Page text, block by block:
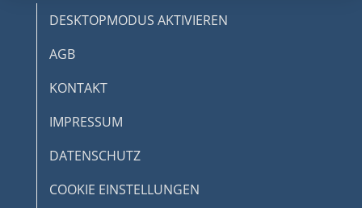
DESKTOPMODUS AKTIVIEREN
AGB
KONTAKT
IMPRESSUM
DATENSCHUTZ
COOKIE EINSTELLUNGEN